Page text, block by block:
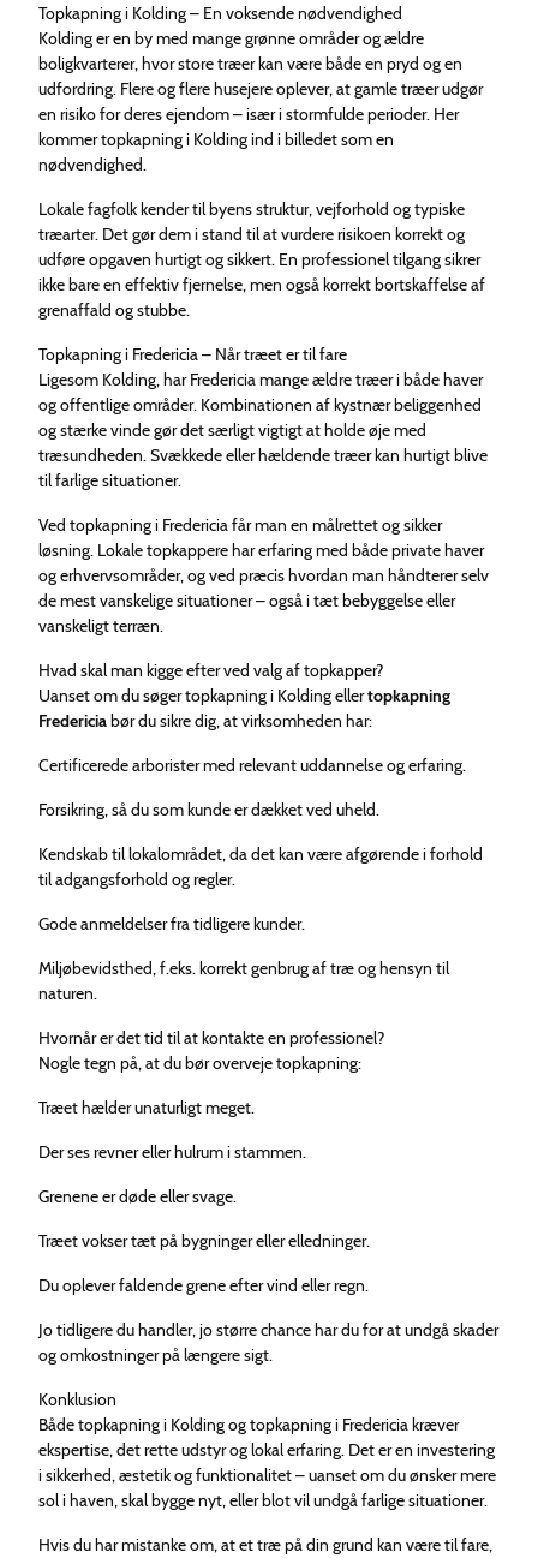
Topkapning i Kolding – En voksende nødvendighed
Kolding er en by med mange grønne områder og ældre
boligkvarterer, hvor store træer kan være både en pryd og en
udfordring. Flere og flere husejere oplever, at gamle træer udgør
en risiko for deres ejendom – især i stormfulde perioder. Her
kommer topkapning i Kolding ind i billedet som en
nødvendighed.
Lokale fagfolk kender til byens struktur, vejforhold og typiske
træarter. Det gør dem i stand til at vurdere risikoen korrekt og
udføre opgaven hurtigt og sikkert. En professionel tilgang sikrer
ikke bare en effektiv fjernelse, men også korrekt bortskaffelse af
grenaffald og stubbe.
Topkapning i Fredericia – Når træet er til fare
Ligesom Kolding, har Fredericia mange ældre træer i både haver
og offentlige områder. Kombinationen af kystnær beliggenhed
og stærke vinde gør det særligt vigtigt at holde øje med
træsundheden. Svækkede eller hældende træer kan hurtigt blive
til farlige situationer.
Ved topkapning i Fredericia får man en målrettet og sikker
løsning. Lokale topkappere har erfaring med både private haver
og erhvervsområder, og ved præcis hvordan man håndterer selv
de mest vanskelige situationer – også i tæt bebyggelse eller
vanskeligt terræn.
Hvad skal man kigge efter ved valg af topkapper?
Uanset om du søger topkapning i Kolding ellertopkapning
Fredericiabør du sikre dig, at virksomheden har:
Certificerede arborister med relevant uddannelse og erfaring.
Forsikring, så du som kunde er dækket ved uheld.
Kendskab til lokalområdet, da det kan være afgørende i forhold
til adgangsforhold og regler.
Gode anmeldelser fra tidligere kunder.
Miljøbevidsthed, f.eks. korrekt genbrug af træ og hensyn til
naturen.
Hvornår er det tid til at kontakte en professionel?
Nogle tegn på, at du bør overveje topkapning:
Træet hælder unaturligt meget.
Der ses revner eller hulrum i stammen.
Grenene er døde eller svage.
Træet vokser tæt på bygninger eller elledninger.
Du oplever faldende grene efter vind eller regn.
Jo tidligere du handler, jo større chance har du for at undgå skader
og omkostninger på længere sigt.
Konklusion
Både topkapning i Kolding og topkapning i Fredericia kræver
ekspertise, det rette udstyr og lokal erfaring. Det er en investering
i sikkerhed, æstetik og funktionalitet – uanset om du ønsker mere
sol i haven, skal bygge nyt, eller blot vil undgå farlige situationer.
Hvis du har mistanke om, at et træ på din grund kan være til fare,